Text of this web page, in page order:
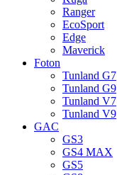
Ranger
EcoSport
Edge
Maverick
Foton
Tunland G7
Tunland G9
Tunland V7
Tunland V9
GAC
GS3
GS4 MAX
GS5